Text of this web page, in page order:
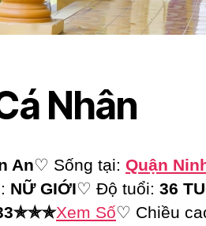
Nhân
An♡ Sống tại: Quận
NỮ GIỚI♡ Độ tuổi: 36
Xem Số♡ Chiều